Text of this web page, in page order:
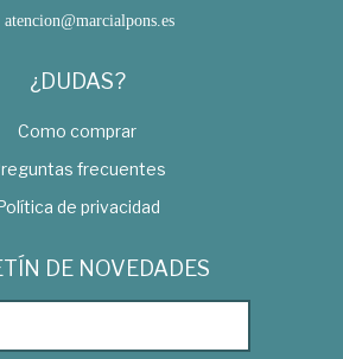
atencion@marcialpons.es
¿DUDAS?
Como comprar
frecuentes
de privacidad
DE NOVEDADES